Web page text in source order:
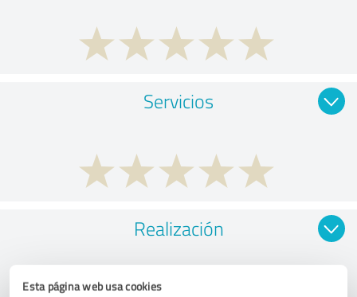
Esta página web usa cookies
Servicios
Realización